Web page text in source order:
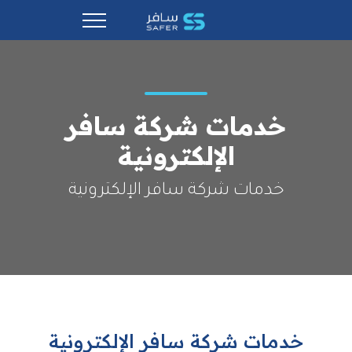
خدمات شركة سافر
الإلكترونية
خدمات شركة سافر الإلكترونية
خدمات شركة سافر الإلكترونية